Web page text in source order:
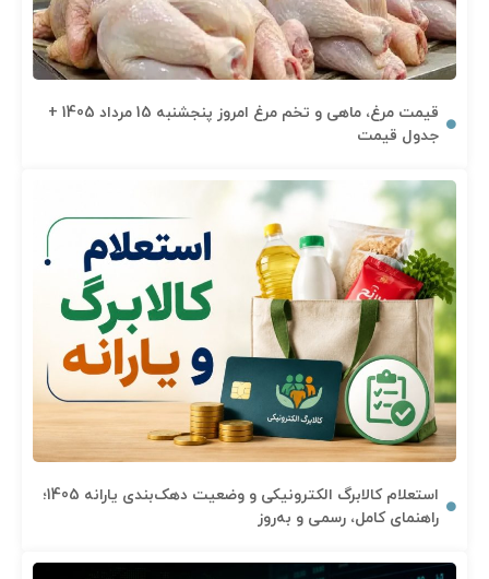
قیمت مرغ، ماهی و تخم مرغ امروز پنجشنبه 15 مرداد 1405 +
جدول قیمت
استعلام کالابرگ الکترونیکی و وضعیت دهک‌بندی یارانه 1405؛
راهنمای کامل، رسمی و به‌روز